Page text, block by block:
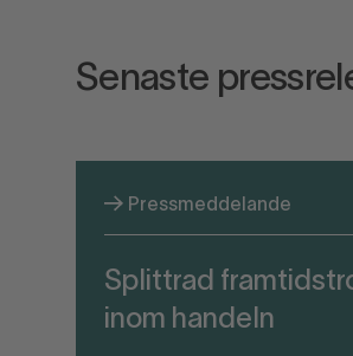
Senaste
Pressmeddelande
Splittrad
inom handeln